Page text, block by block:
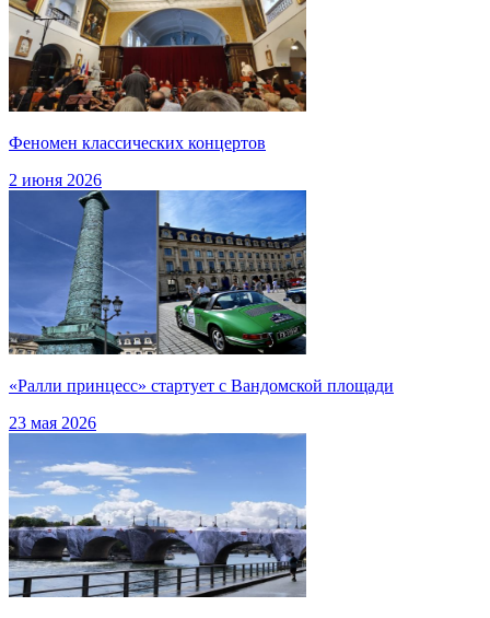
Феномен классических концертов
2 июня 2026
«Ралли принцесс» стартует с Вандомской площади
23 мая 2026